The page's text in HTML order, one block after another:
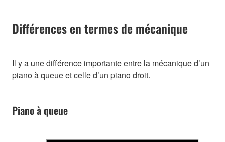
Différences en termes de mécanique
Il y a une différence importante entre la mécanique d’un
piano à queue et celle d’un piano droit.
Piano à queue